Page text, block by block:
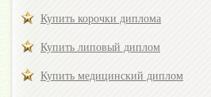
Купить корочки диплома
Купить липовый диплом
Купить медицинский диплом